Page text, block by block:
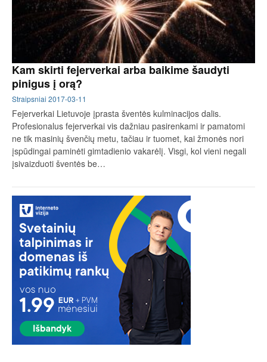
Kam skirti fejerverkai arba baikime šaudyti
pinigus į orą?
Straipsniai 2017-03-11
Fejerverkai Lietuvoje įprasta šventės kulminacijos dalis.
Profesionalus fejerverkai vis dažniau pasirenkami ir pamatomi
ne tik masinių švenčių metu, tačiau ir tuomet, kai žmonės nori
įspūdingai paminėti gimtadienio vakarėlį. Visgi, kol vieni negali
įsivaizduoti šventės be…